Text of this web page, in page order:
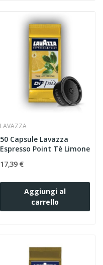
LAVAZZA
50 Capsule Lavazza
Espresso Point Tè Limone
17,39 €
Aggiungi al
carrello